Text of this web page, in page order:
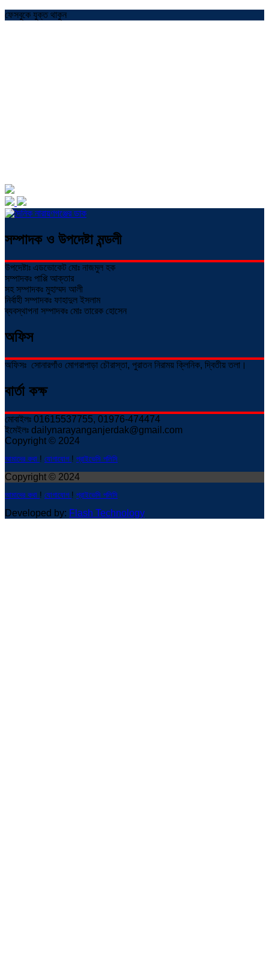
ফেসবুকে যুক্ত থাকুন
সম্পাদক ও উপদেষ্টা মন্ডলী
উপদেষ্টাঃ এডভোকেট মোঃ নাজমুল হক
সম্পাদকঃ পাপ্পি আক্তার
সহ সম্পাদকঃ মুহাম্মদ আলী
নির্বাহী সম্পাদকঃ ফাহাদুল ইসলাম
ব্যবস্থাপনা সম্পাদকঃ মোঃ তারেক হোসেন
অফিস
অফিসঃ সোনারগাঁও মোগরাপাড়া চৌরাস্তা, পুরাতন নিরাময় ক্লিনিক, দ্বিতীয় তলা।
বার্তা কক্ষ
মোবাইলঃ 01615537755, 01976-474474
ইমেইলঃ dailynarayanganjerdak@gmail.com
Copyright © 2024
আমাদের কথা ! যোগাযোগ ! প্রাইভেসি পলিসি
Copyright © 2024
আমাদের কথা ! যোগাযোগ ! প্রাইভেসি পলিসি
Developed by: Flash Technology